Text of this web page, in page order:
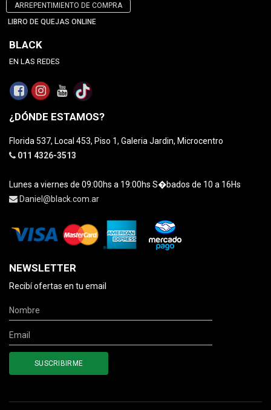
ARREPENTIMIENTO DE COMPRA
LIBRO DE QUEJAS ONLINE
BLACK
EN LAS REDES
¿DÓNDE ESTAMOS?
Florida 537, Local 453, Piso 1, Galeria Jardin, Microcentro
011 4326-3513
Lunes a viernes de 09:00hs a 19:00hs S�bados de 10 a 16Hs
Daniel@black.com.ar
NEWSLETTER
Recibí ofertas en tu email